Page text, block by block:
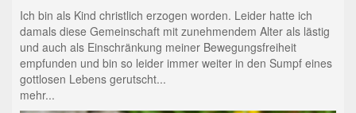
Ich bin als Kind christlich erzogen worden. Leider hatte ich
damals diese Gemeinschaft mit zunehmendem Alter als lästig
und auch als Einschränkung meiner Bewegungsfreiheit
empfunden und bin so leider immer weiter in den Sumpf eines
gottlosen Lebens gerutscht...
mehr...